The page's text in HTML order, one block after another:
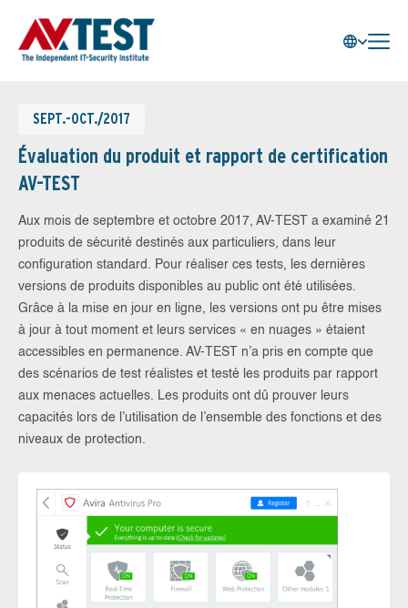
SEPT.-OCT./2017
Évaluation du produit et rapport de certification
AV-TEST
Aux mois de septembre et octobre 2017, AV-TEST a examiné 21
produits de sécurité destinés aux particuliers, dans leur
configuration standard. Pour réaliser ces tests, les dernières
versions de produits disponibles au public ont été utilisées.
Grâce à la mise en jour en ligne, les versions ont pu être mises
à jour à tout moment et leurs services « en nuages » étaient
accessibles en permanence. AV-TEST n’a pris en compte que
des scénarios de test réalistes et testé les produits par rapport
aux menaces actuelles. Les produits ont dû prouver leurs
capacités lors de l’utilisation de l’ensemble des fonctions et des
niveaux de protection.